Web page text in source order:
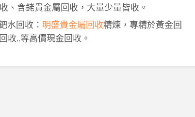
、含銠貴金屬回收，大量少量皆收。
水回收： 明盛貴金屬回收精煉，專精於黃金回
收..等高價現金回收。